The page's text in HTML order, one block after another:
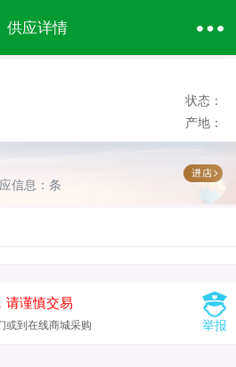
供应详情
状态：
产地：
信息：条
举报
请谨慎交易
或到在线商城采购